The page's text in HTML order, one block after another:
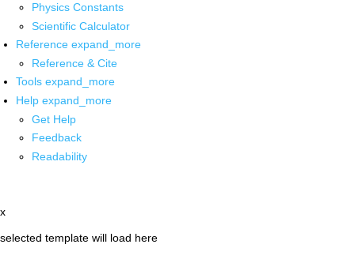
Physics Constants
Scientific Calculator
Reference expand_more
Reference & Cite
Tools expand_more
Help expand_more
Get Help
Feedback
Readability
x
selected template will load here